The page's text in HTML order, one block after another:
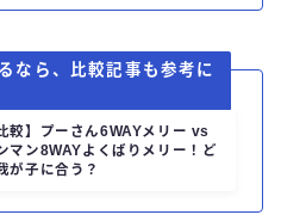
なら、比較記事も参考に
較】プーさん6WAYメリー vs
マン8WAYよくばりメリー！ど
が子に合う？